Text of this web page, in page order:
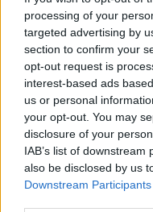
processing of your
targeted advertising by
section to confirm your
opt-out request is
interest-based ads
us or personal
your opt-out. You may
disclosure of your
IAB’s list of
also be disclosed by us
Downstream Participants
gaz makacsul
nem hagyta, hogy
Tíz éve ment el,
reggel nem ébredt fel.
fekvő férfit, azonnal
mereven, és az járt az
tekintet, amely őt
őt nem vitte magával.